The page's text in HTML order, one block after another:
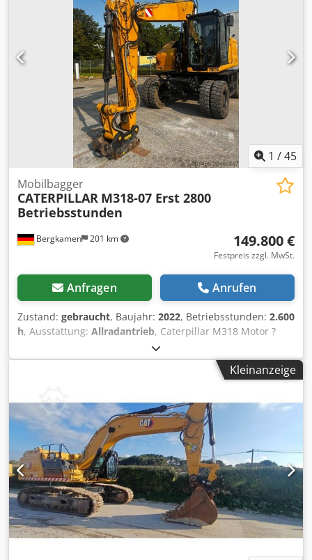
1 /45
Bergkamen 201 km
Mobilbagger
CATERPILLAR M318-07 Erst 2800
Betriebsstunden
149.800 €
Festpreis zzgl. MwSt.
Anfragen Anrufen
Zustand: gebraucht, Baujahr: 2022, Betriebsstunden: 2.600
h, Ausstattung: Allradantrieb, Caterpillar M318 Motor ?
Motor: Cat C4.4 ? Leistung (ISO 14396): 129 kW / ca. 176 PS
? Hubraum: 4,4 l ? Zylinder: 4 ? Emission: EU Stage V
Fahrleistung Höchstgeschwindigkeit: bis ca. 35 km/h *
Pendelachse Tank & Hydraulik Dieseltank: ca. 350 Liter *
Hydrauliksystem: Load-Sensing Hydraulik mit mehreren
Zusatzkreisen für Anbaugeräte Chodpfszqx Rtox Am Uja
Klimaanlage Erst 2600 Betriebsstunden und eine sehr gute
Zustand
Kleinanzeige